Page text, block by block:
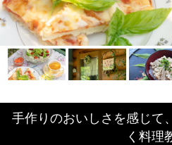
手作りのおいしさを感じて
く料理